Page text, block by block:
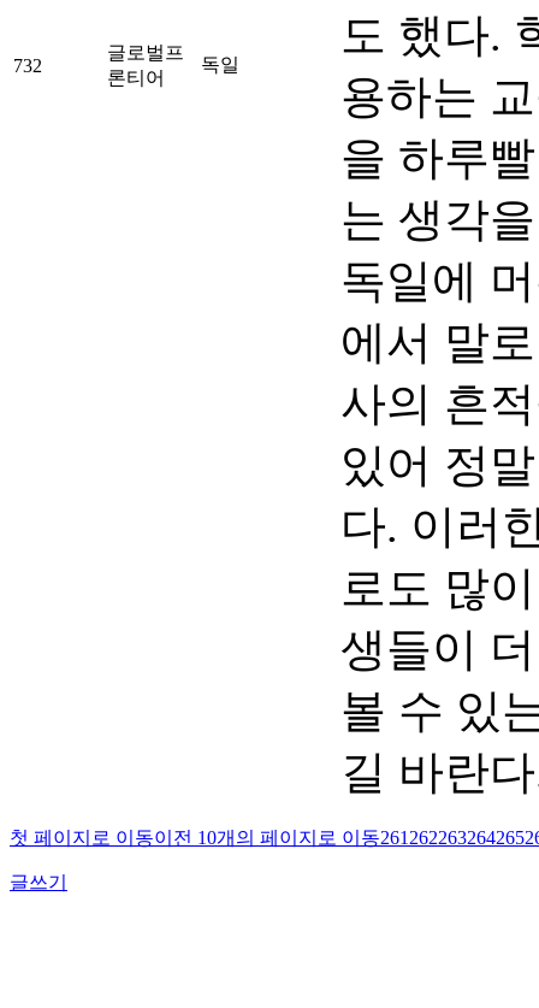
732
글로벌프
론티어
독일
도 했다.
용하는
을 하루
는 생각
독일에
에서 말
사의 흔
있어 정
다. 이러
로도 많
생들이
볼 수 있
길 바란
첫 페이지로 이동이전 10개의 페이지로 이동261 262263264265
글쓰기